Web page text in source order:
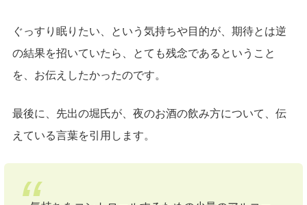
ぐっすり眠りたい、という気持ちや目的が、期待とは逆
の結果を招いていたら、とても残念であるということ
を、お伝えしたかったのです。
最後に、先出の堀氏が、夜のお酒の飲み方について、伝
えている言葉を引用します。